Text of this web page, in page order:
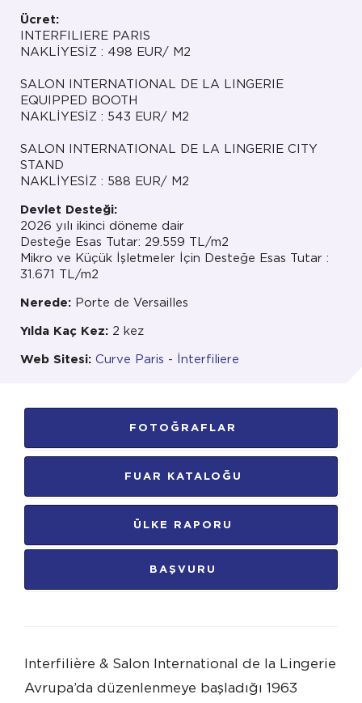
Ücret:
INTERFILIERE PARIS
NAKLİYESİZ : 498 EUR/ M2
SALON INTERNATIONAL DE LA LINGERIE
EQUIPPED BOOTH
NAKLİYESİZ : 543 EUR/ M2
SALON INTERNATIONAL DE LA LINGERIE CITY
STAND
NAKLİYESİZ : 588 EUR/ M2
Devlet Desteği:
2026 yılı ikinci döneme dair
Desteğe Esas Tutar: 29.559 TL/m2
Mikro ve Küçük İşletmeler İçin Desteğe Esas Tutar :
31.671 TL/m2
Nerede: Porte de Versailles
Yılda Kaç Kez: 2 kez
Web Sitesi: Curve Paris - İnterfiliere
FOTOĞRAFLAR
FUAR KATALOĞU
ÜLKE RAPORU
BAŞVURU
Interfilière & Salon International de la Lingerie
Avrupa’da düzenlenmeye başladığı 1963